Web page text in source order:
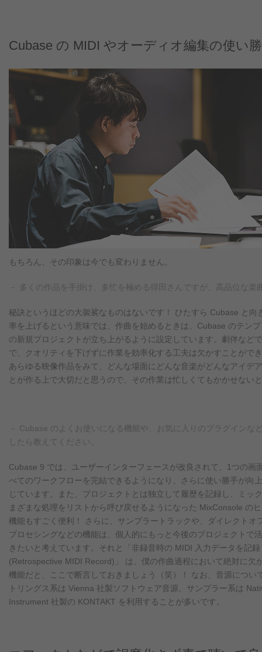
Cubase の MIDI やオーディオ編集の使い
もちろん、その印象は今でも変わりません。
－ 多くの作品を手掛け、多忙を極める得田さんですが、高品位な
秘訣というほどの大袈裟なものはないです！ ひたすら Cubase と
率を上げるという意味では、作曲を始めるときは、Cubase のテン
の新規プロジェクトが立ち上がるように設定しています。劇伴な
で、クオリティを下げずに作業を効率化する工夫は欠かすことが
あらゆる映像作品をみて、どんな場面にどんな音楽がどんなアイ
とが作る上で大切だと思うので、その作業は忙しくてもかかせない
－ Cubase のよくお使いになる機能や、お気に入りのプラグインな
したら教えてください。
Cubase 9 では、ユーザーインターフェースが改良されて、1つの画
べてのワークフローを完結できるようになり、さらに使い勝手が向
じています。また、プロジェクトとは独立して履歴を記録し、ミッ
まざまな処理をリストから呼び戻せるようになった MixConsole の
機能もすごく便利！ さらに、サンプラートラックや、ダイレクトオ
プロセシングなどの機能は、個人的にもっと今後のプロジェクトで
きたいと考えています。それと「非録音時の MIDI 入力データを記録
(Retrospective MIDI Record)」 は、僕の作曲過程において絶対に欠
機能だと、ここで断言しておきましょう（笑）！ なお、音源につい
トリングス系は Vienna 社製ソフトウェア音源、サンプラー系は
Instrument 社製の KONTAKT を利用することが多いです。